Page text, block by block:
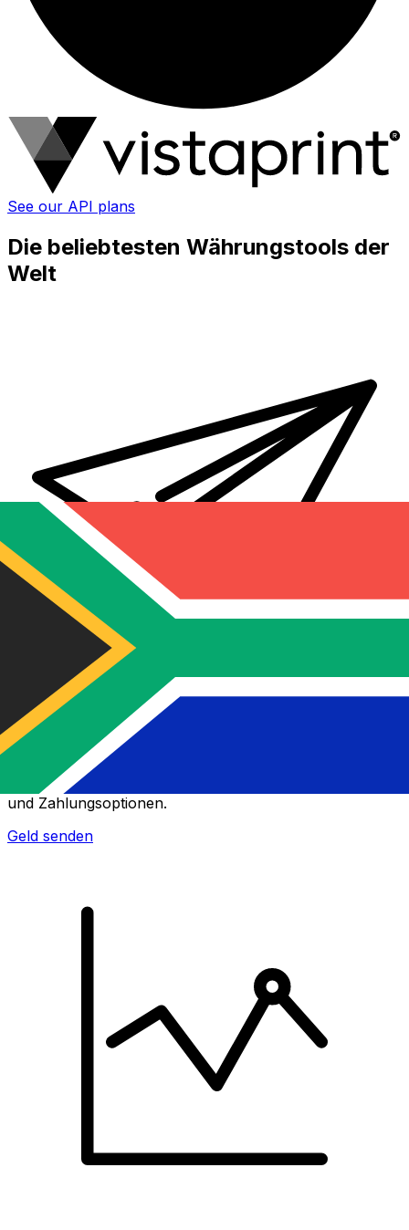
See our API plans
Die beliebtesten Währungstools der
Welt
XE Internationaler Geldtransfer
Geld schnell, sicher und einfach online versenden. Live-
Verfolgung und Benachrichtigungen + flexible Liefer-
und Zahlungsoptionen.
Geld senden